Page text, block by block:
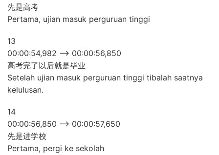
先是高考
Pertama, ujian masuk perguruan tinggi
13
00:00:54,982 –> 00:00:56,850
高考完了以后就是毕业
Setelah ujian masuk perguruan tinggi tibalah saatnya
kelulusan.
14
00:00:56,850 –> 00:00:57,650
先是进学校
Pertama, pergi ke sekolah